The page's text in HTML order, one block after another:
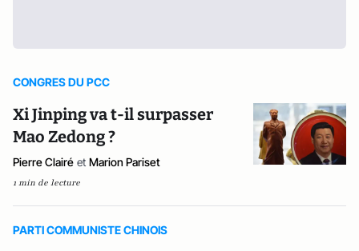
CONGRES DU PCC
Xi Jinping va t-il surpasser
Mao Zedong ?
Pierre Clairé et Marion Pariset
1 min de lecture
PARTI COMMUNISTE CHINOIS